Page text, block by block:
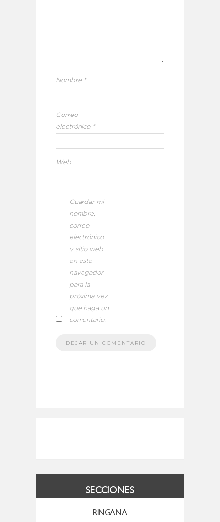
Nombre *
Correo
electrónico *
Web
Guardar mi
nombre,
correo
electrónico
y sitio web
en este
navegador
para la
próxima vez
que haga un
comentario.
SECCIONES
RINGANA